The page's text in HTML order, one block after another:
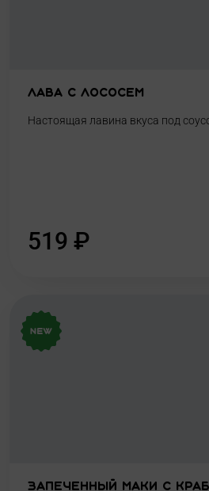
Лава с лососем
Настоящая лавина вкуса под
519 ₽
Запеченный маки с